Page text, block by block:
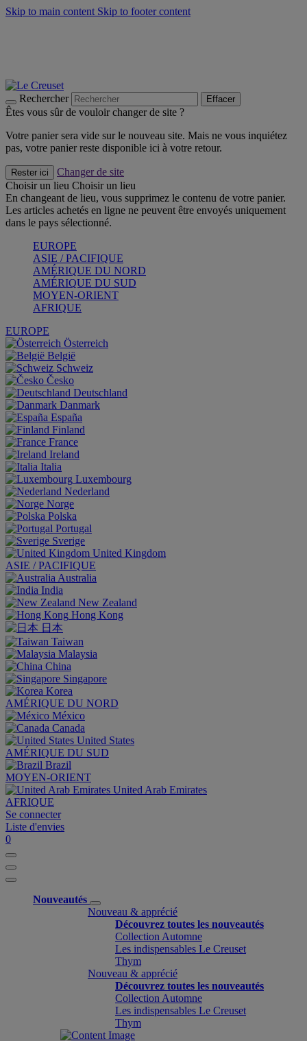
Skip to main content Skip to footer content
Rechercher Effacer
Êtes vous sûr de vouloir changer de site ?
Votre panier sera vide sur le nouveau site. Mais ne vous inquiétez
pas, votre panier reste disponible ici à votre retour.
Rester ici
Changer de site
Choisir un lieu Choisir un lieu
En changeant de lieu, vous supprimez le contenu de votre panier.
Les articles achetés en ligne ne peuvent être envoyés uniquement
dans le pays sélectionné.
EUROPE
ASIE / PACIFIQUE
AMÉRIQUE DU NORD
AMÉRIQUE DU SUD
MOYEN-ORIENT
AFRIQUE
EUROPE
Österreich
België
Schweiz
Česko
Deutschland
Danmark
España
Finland
France
Ireland
Italia
Luxembourg
Nederland
Norge
Polska
Portugal
Sverige
United Kingdom
ASIE / PACIFIQUE
Australia
India
New Zealand
Hong Kong
日本
Taiwan
Malaysia
China
Singapore
Korea
AMÉRIQUE DU NORD
México
Canada
United States
AMÉRIQUE DU SUD
Brazil
MOYEN-ORIENT
United Arab Emirates
AFRIQUE
Se connecter
Liste d'envies
0
Nouveautés
Nouveau & apprécié
Découvrez toutes les nouveautés
Collection Automne
Les indispensables Le Creuset
Thym
Nouveau & apprécié
Découvrez toutes les nouveautés
Collection Automne
Les indispensables Le Creuset
Thym